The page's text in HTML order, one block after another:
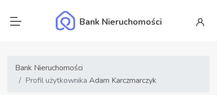
Bank Nieruchomości
Bank Nieruchomości
Profil użytkownika Adam Karczmarczyk